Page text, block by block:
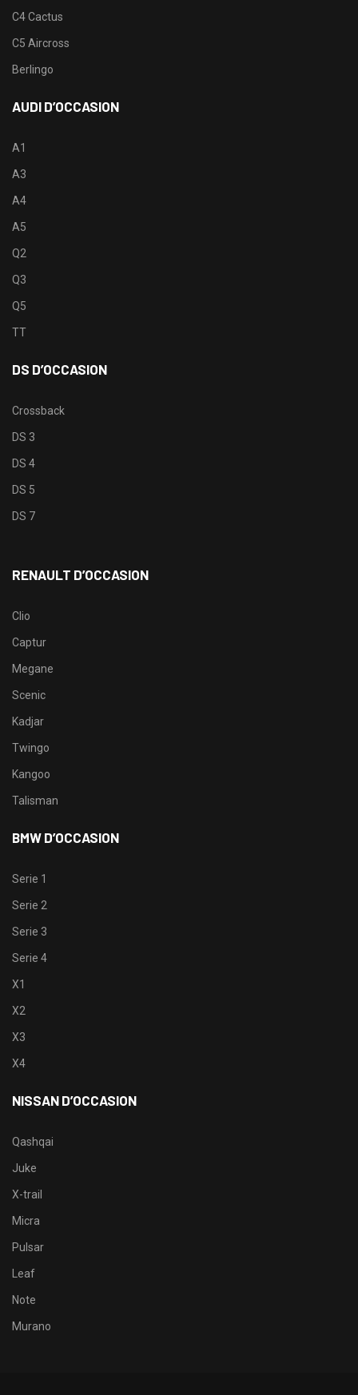
C4 Cactus
C5 Aircross
Berlingo
AUDI D’OCCASION
A1
A3
A4
A5
Q2
Q3
Q5
TT
DS D’OCCASION
Crossback
DS 3
DS 4
DS 5
DS 7
RENAULT D’OCCASION
Clio
Captur
Megane
Scenic
Kadjar
Twingo
Kangoo
Talisman
BMW D’OCCASION
Serie 1
Serie 2
Serie 3
Serie 4
X1
X2
X3
X4
NISSAN D’OCCASION
Qashqai
Juke
X-trail
Micra
Pulsar
Leaf
Note
Murano